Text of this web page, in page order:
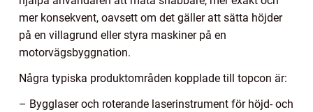
mer konsekvent, oavsett om det gäller att sätta höjder
på en villagrund eller styra maskiner på en
motorvägsbyggnation.
Några typiska produktområden kopplade till topcon är:
– Bygglaser och roterande laserinstrument för höjd- och